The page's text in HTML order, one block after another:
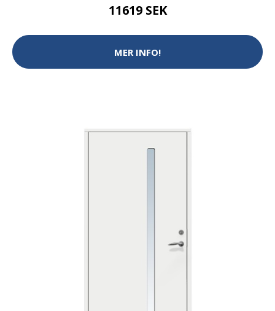
11619 SEK
MER INFO!